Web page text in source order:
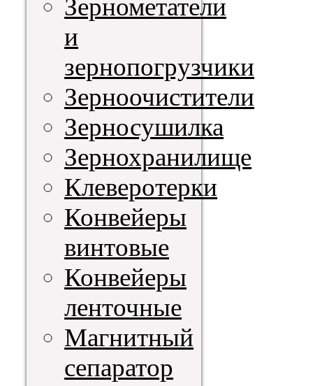
Зернометатели
и
зернопогрузчики
Зерноочистители
Зерносушилка
Зернохранилище
Клеверотерки
Конвейеры
винтовые
Конвейеры
ленточные
Магнитный
сепаратор